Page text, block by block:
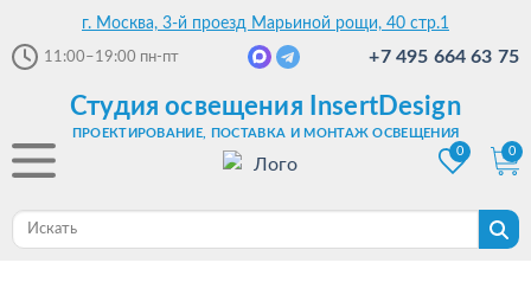
г. Москва, 3-й проезд Марьиной рощи, 40 стр.1
11:00–19:00 пн-пт +7 495 664 63 75
Студия освещения InsertDesign
ПРОЕКТИРОВАНИЕ, ПОСТАВКА И МОНТАЖ ОСВЕЩЕНИЯ
0
0